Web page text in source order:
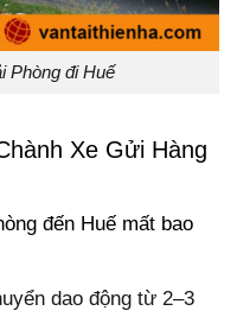
Phòng đi Huế
Xe Gửi Hàng
đến Huế mất bao
dao động từ 2–3